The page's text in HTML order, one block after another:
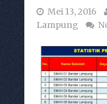
Mei 13, 2016
Lampung